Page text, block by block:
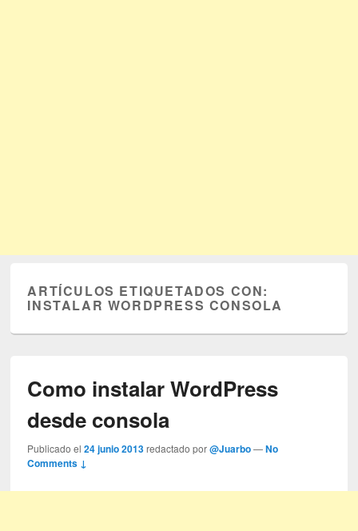
ARTÍCULOS ETIQUETADOS CON:
INSTALAR WORDPRESS CONSOLA
Como instalar WordPress
desde consola
Publicado el24 junio 2013 redactado por@Juarbo —No
Comments ↓